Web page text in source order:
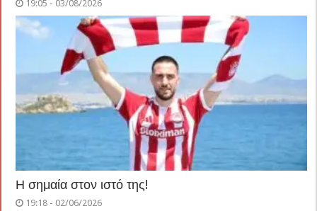
19:05 - 03/08/2026
Η σημαία στον ιστό της!
19:18 - 02/06/2026